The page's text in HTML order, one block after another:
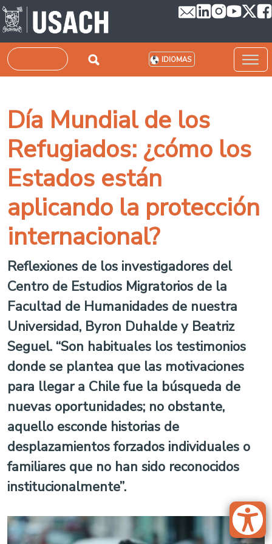
Pasar al contenido principal
Buscar IDIOMAS
Día Mundial de los
Refugiados: ¿cómo los
Estados están
aplicando la protección
internacional?
Reflexiones de los investigadores del
Centro de Estudios Migratorios de la
Facultad de Humanidades de nuestra
Universidad, Byron Duhalde y Beatriz
Seguel. “Son habituales los testimonios
donde se plantea que las motivaciones
para llegar a Chile fue la búsqueda de
nuevas oportunidades; no obstante,
aquello esconde historias de
desplazamientos forzados individuales o
familiares que no han sido reconocidos
institucionalmente”.